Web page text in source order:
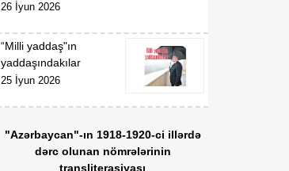
26 İyun 2026
“Milli yaddaş"ın
yaddaşındakılar
25 İyun 2026
"Azərbaycan"-ın 1918-1920-ci illərdə
dərc olunan nömrələrinin
transliterasiyası